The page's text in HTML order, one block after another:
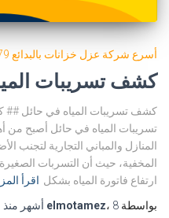
أسرع شركة عزل خزانات بالبدائع 0504666179
كشف تسريبات
كشف تسريبات المياه في حائل
تسريبات المياه في حائل أصبح من
المنازل والمباني التجارية لتجنب
المخفية، حيث أن التسربات
ارتفاع فاتورة المياه بشكل اقرأ
بواسطة
elmotamez، 8 أشهر منذ